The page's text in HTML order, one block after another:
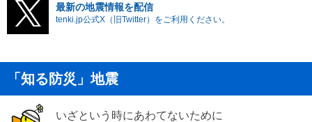
最新の地震情報を配信
tenki.jp公式X（旧Twitter）をご利用ください。
「知る防災」地震
いざという時にあわてないために